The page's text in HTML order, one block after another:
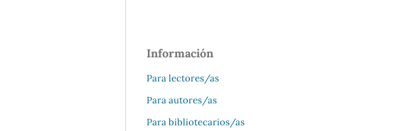
Información
Para lectores/as
Para autores/as
Para bibliotecarios/as